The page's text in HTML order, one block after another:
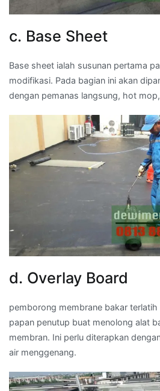
c. Base Sheet
Base sheet ialah susunan pertama
modifikasi. Pada bagian ini akan
dengan pemanas langsung, hot
d. Overlay Board
pemborong membrane bakar
papan penutup buat menolong alat
membran. Ini perlu diterapkan
air menggenang.